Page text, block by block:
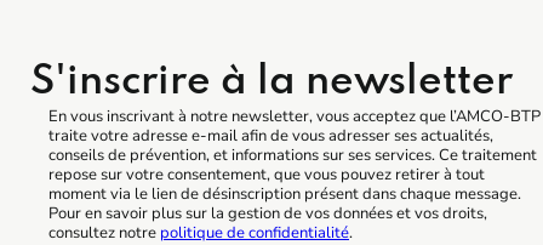
S'inscrire à la newsletter
En vous inscrivant à notre newsletter, vous acceptez que l’AMCO-BTP
traite votre adresse e-mail afin de vous adresser ses actualités,
conseils de prévention, et informations sur ses services. Ce traitement
repose sur votre consentement, que vous pouvez retirer à tout
moment via le lien de désinscription présent dans chaque message.
Pour en savoir plus sur la gestion de vos données et vos droits,
consultez notre politique de confidentialité.